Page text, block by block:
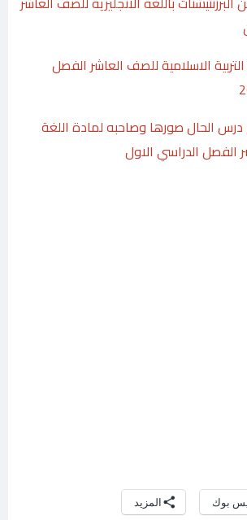
التربية الاسلامية للصف العاشر الفصل
الحال صورها وصاحبه لمادة اللغة
الفصل الدراسي الاول
بوك المزيد